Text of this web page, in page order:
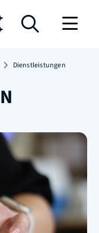
Chatbot
Dienstleistungen